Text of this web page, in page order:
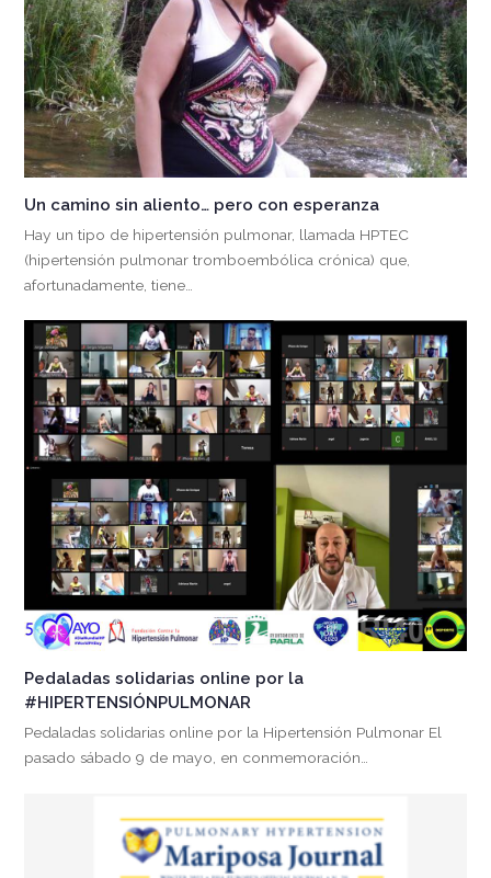
Un camino sin aliento… pero con esperanza
Hay un tipo de hipertensión pulmonar, llamada HPTEC
(hipertensión pulmonar tromboembólica crónica) que,
afortunadamente, tiene…
Pedaladas solidarias online por la
#HIPERTENSIÓNPULMONAR
Pedaladas solidarias online por la Hipertensión Pulmonar El
pasado sábado 9 de mayo, en conmemoración…